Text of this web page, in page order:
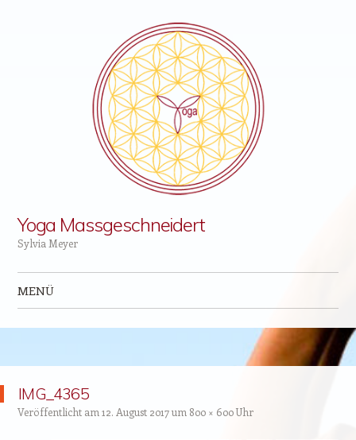
Yoga Massgeschneidert
Sylvia Meyer
MENÜ
IMG_4365
Veröffentlicht am 12. August 2017um 800 × 600Uhr